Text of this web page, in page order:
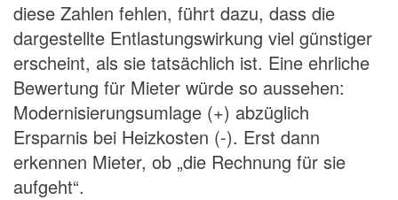
diese Zahlen fehlen, führt dazu, dass die
dargestellte Entlastungswirkung viel günstiger
erscheint, als sie tatsächlich ist. Eine ehrliche
Bewertung für Mieter würde so aussehen:
Modernisierungsumlage (+) abzüglich
Ersparnis bei Heizkosten (-). Erst dann
erkennen Mieter, ob „die Rechnung für sie
aufgeht“.